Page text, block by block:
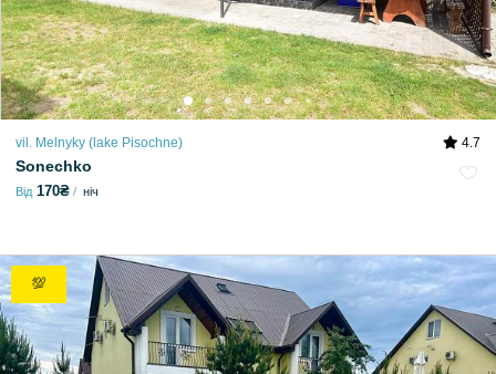
vil. Melnyky (lake Pіsochne) 4.7
Sonechko
Від 170₴ ніч
💯